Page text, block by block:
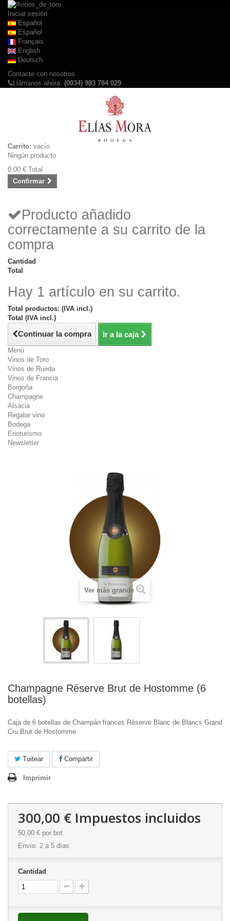
Iniciar sesión
Español
Español
Français
English
Deutsch
Contacte con nosotros
Llámanos ahora: (0034) 983 784 029
Carrito: vacío
Ningún producto
0,00 € Total
Confirmar
Producto añadido
correctamente a su carrito de la
compra
Cantidad
Total
Hay 1 artículo en su carrito.
Total productos: (IVA incl.)
Total (IVA incl.)
Continuar la compra Ir a la caja
Menú
Vinos de Toro
Vinos de Rueda
Vinos de Francia
Borgoña
Champagne
Alsacia
Regalar vino
Bodega
Enoturismo
Newsletter
Ver más grande
Champagne Réserve Brut de Hostomme (6
botellas)
Caja de 6 botellas de Champán frances Réserve Blanc de Blancs Grand
Cru Brut de Hostomme
Tuitear Compartir
Imprimir
300,00 € Impuestos incluidos
50,00 € por bot.
Envío: 2 a 5 días
Cantidad